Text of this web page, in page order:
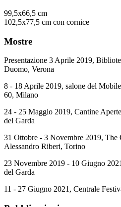
99,5x66,5 cm
102,5x77,5 cm con cornice
Mostre
Presentazione 3 Aprile 2019,
Duomo, Verona
8 - 18 Aprile 2019, salone del
60, Milano
24 - 25 Maggio 2019, Cantine
del Garda
31 Ottobre - 3 Novembre 2019, The
Alessandro Riberi, Torino
23 Novembre 2019 - 10 Giugno
del Garda
11 - 27 Giugno 2021, Centrale